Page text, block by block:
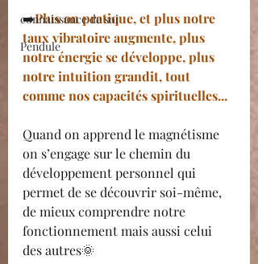
connaissance de soi
Pendule
➡️Plus on pratique, et plus notre
taux vibratoire augmente, plus
notre énergie se développe, plus
notre intuition grandit, tout
comme nos capacités spirituelles...
Quand on apprend le magnétisme
on s’engage sur le chemin du
développement personnel qui
permet de se découvrir soi-même,
de mieux comprendre notre
fonctionnement mais aussi celui
des autres🌞